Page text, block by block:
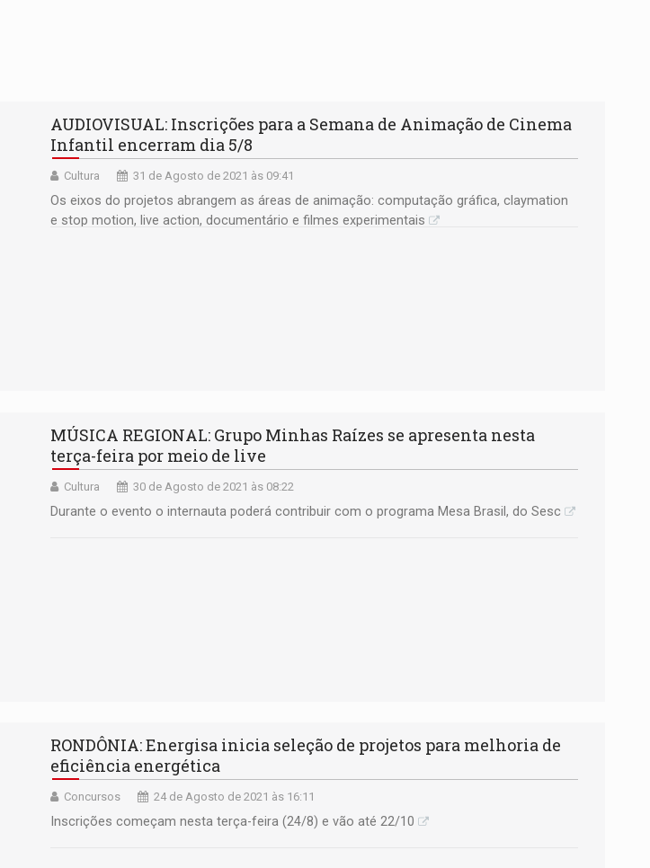
AUDIOVISUAL: Inscrições para a Semana de Animação de Cinema
Infantil encerram dia 5/8
Cultura 31 de Agosto de 2021 às 09:41
Os eixos do projetos abrangem as áreas de animação: computação gráfica, claymation
e stop motion, live action, documentário e filmes experimentais
MÚSICA REGIONAL: Grupo Minhas Raízes se apresenta nesta
terça-feira por meio de live
Cultura 30 de Agosto de 2021 às 08:22
Durante o evento o internauta poderá contribuir com o programa Mesa Brasil, do Sesc
RONDÔNIA: Energisa inicia seleção de projetos para melhoria de
eficiência energética
Concursos 24 de Agosto de 2021 às 16:11
Inscrições começam nesta terça-feira (24/8) e vão até 22/10